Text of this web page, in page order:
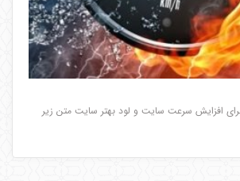
افزایش سرعت سایت و لود بهتر سایت متن زیر